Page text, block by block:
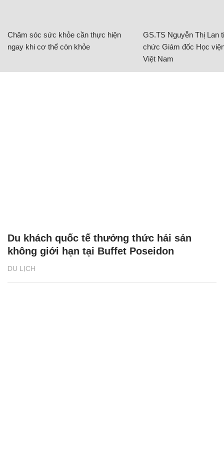
Chăm sóc sức khỏe cần thực hiện
ngay khi cơ thể còn khỏe
GS.TS Nguyễn Thị Lan
chức Giám đốc Học
Việt Nam
DU LỊCH
Du khách quốc tế thưởng thức hải sản
không giới hạn tại Buffet Poseidon